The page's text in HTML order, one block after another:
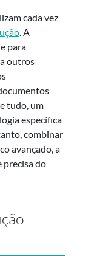
cada vez
. A
para
outros
tudo, um
específica
combinar
avançado, a
precisa do